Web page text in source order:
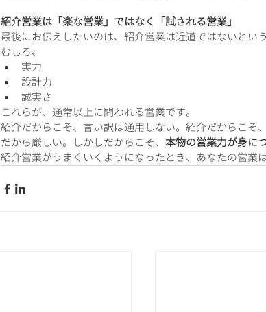
紹介営業は「楽な営業」ではなく「試される営業」
最後にお伝えしたいのは、紹介営業は近道ではないという
むしろ、
実力
設計力
誠実さ
これらが、通常以上に問われる営業です。
紹介だからこそ、言い訳は通用しない。紹介だからこそ
だから厳しい。しかしだからこそ、 本物の営業力が身に
紹介営業がうまくいくようになったとき、あなたの営業